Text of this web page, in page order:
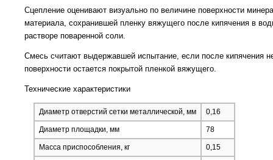
Сцепление оценивают визуально по величине поверхности
материала, сохранившей пленку вяжущего после кипячения в
растворе поваренной соли.
Смесь считают выдержавшей испытание, если после кипячения
поверхности остается покрытой пленкой вяжущего.
Технические характеристики
Диаметр отверстий сетки металлической, мм 0,16
Диаметр площадки, мм 78
Масса приспособления, кг 0,15